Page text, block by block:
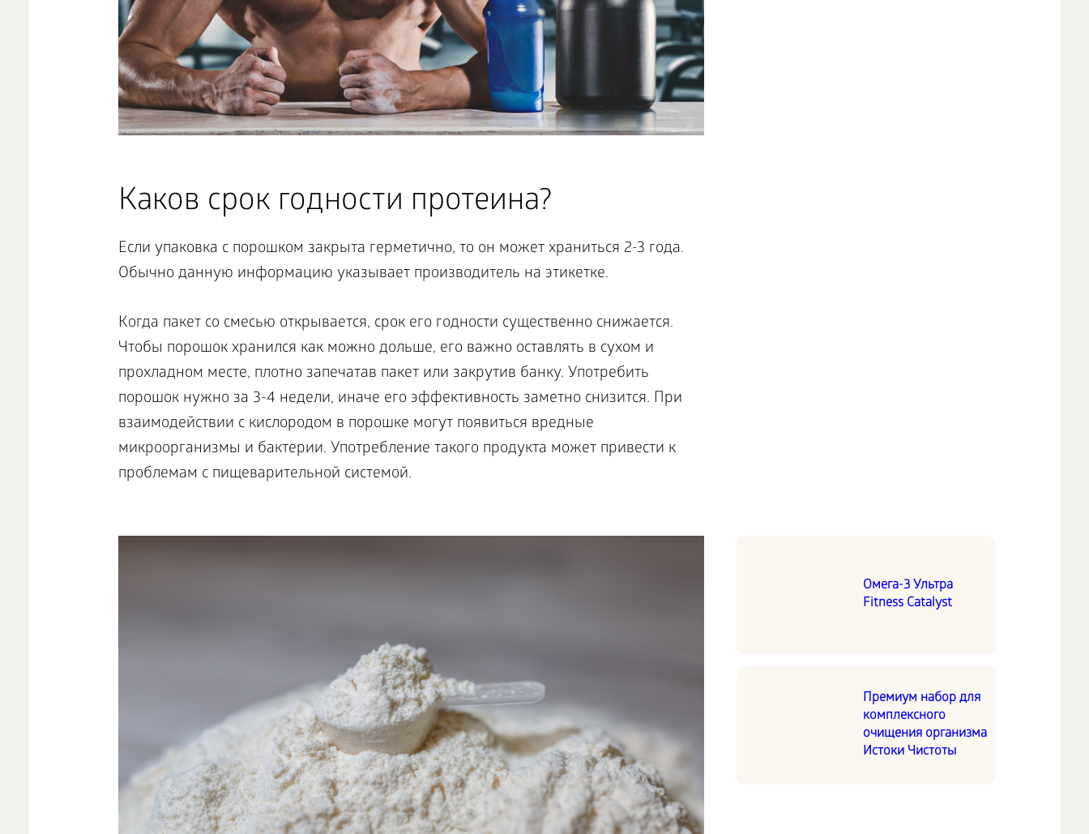
Каков срок годности протеина?
Если упаковка с порошком закрыта герметично, то он может храниться 2-3 года.
Обычно данную информацию указывает производитель на этикетке.
Когда пакет со смесью открывается, срок его годности существенно снижается.
Чтобы порошок хранился как можно дольше, его важно оставлять в сухом и
прохладном месте, плотно запечатав пакет или закрутив банку. Употребить
порошок нужно за 3-4 недели, иначе его эффективность заметно снизится. При
взаимодействии с кислородом в порошке могут появиться вредные
микроорганизмы и бактерии. Употребление такого продукта может привести к
проблемам с пищеварительной системой.
Омега-3 Ультра
Fitness Catalyst
Премиум набор для
комплексного
очищения организма
Истоки Чистоты